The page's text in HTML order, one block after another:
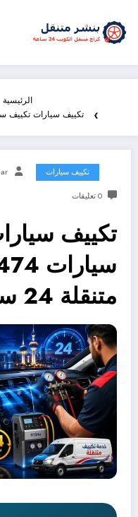
الرئيسية
تكييف سيارات تكييف سيارات 98577474 خدمة
تكييف سيارات
0 تعليقات
تكييف
متنقلة 24 ساعة